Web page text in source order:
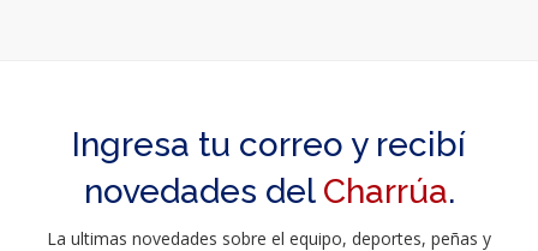
Ingresa tu correo y recibí
novedades del Charrúa.
La ultimas novedades sobre el equipo, deportes, peñas y